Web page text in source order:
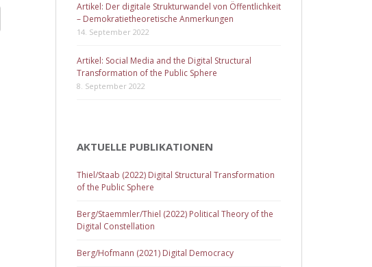
Artikel: Der digitale Strukturwandel von Öffentlichkeit
– Demokratietheoretische Anmerkungen
14. September 2022
Artikel: Social Media and the Digital Structural
Transformation of the Public Sphere
8. September 2022
AKTUELLE PUBLIKATIONEN
Thiel/Staab (2022) Digital Structural Transformation
of the Public Sphere
Berg/Staemmler/Thiel (2022) Political Theory of the
Digital Constellation
Berg/Hofmann (2021) Digital Democracy